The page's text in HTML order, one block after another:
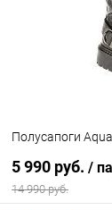
Полусапоги
5 990 руб. /
14 990 руб.